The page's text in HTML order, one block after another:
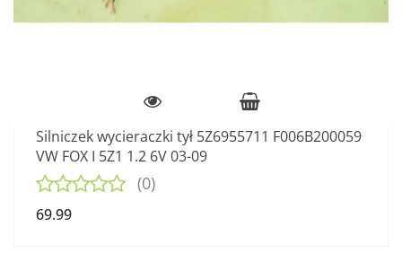
Silniczek wycieraczki tył 5Z6955711 F006B200059
VW FOX I 5Z1 1.2 6V 03-09
(0)
69.99